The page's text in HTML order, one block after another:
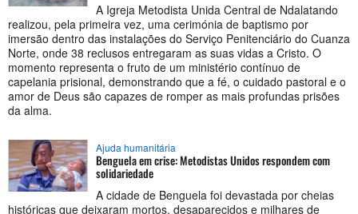
A Igreja Metodista Unida Central de Ndalatando
realizou, pela primeira vez, uma cerimónia de baptismo por
imersão dentro das instalações do Serviço Penitenciário do Cuanza
Norte, onde 38 reclusos entregaram as suas vidas a Cristo. O
momento representa o fruto de um ministério contínuo de
capelania prisional, demonstrando que a fé, o cuidado pastoral e o
amor de Deus são capazes de romper as mais profundas prisões
da alma.
Ajuda humanitária
Benguela em crise: Metodistas Unidos respondem com
solidariedade
A cidade de Benguela foi devastada por cheias
históricas que deixaram mortos, desaparecidos e milhares de